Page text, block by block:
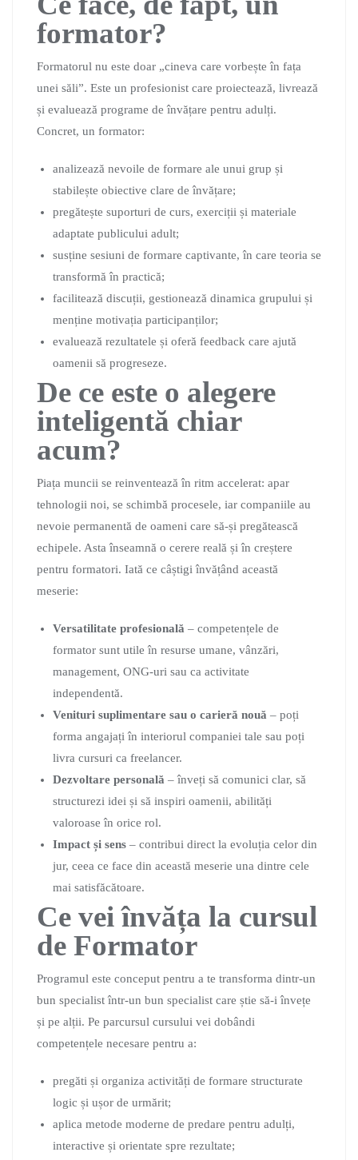
formator?
Formatorul nu este doar „cineva care vorbește în fața
unei săli”. Este un profesionist care proiectează, livrează
și evaluează programe de învățare pentru adulți.
Concret, un formator:
analizează nevoile de formare ale unui grup și
stabilește obiective clare de învățare;
pregătește suporturi de curs, exerciții și materiale
adaptate publicului adult;
susține sesiuni de formare captivante, în care teoria se
transformă în practică;
facilitează discuții, gestionează dinamica grupului și
menține motivația participanților;
evaluează rezultatele și oferă feedback care ajută
oamenii să progreseze.
De ce este o alegere
inteligentă chiar
acum?
Piața muncii se reinventează în ritm accelerat: apar
tehnologii noi, se schimbă procesele, iar companiile au
nevoie permanentă de oameni care să-și pregătească
echipele. Asta înseamnă o cerere reală și în creștere
pentru formatori. Iată ce câștigi învățând această
meserie:
Versatilitate profesională – competențele de
formator sunt utile în resurse umane, vânzări,
management, ONG-uri sau ca activitate
independentă.
Venituri suplimentare sau o carieră nouă – poți
forma angajați în interiorul companiei tale sau poți
livra cursuri ca freelancer.
Dezvoltare personală – înveți să comunici clar, să
structurezi idei și să inspiri oamenii, abilități
valoroase în orice rol.
Impact și sens – contribui direct la evoluția celor din
jur, ceea ce face din această meserie una dintre cele
mai satisfăcătoare.
Ce vei învăța la cursul
de Formator
Programul este conceput pentru a te transforma dintr-un
bun specialist într-un bun specialist care știe să-i învețe
și pe alții. Pe parcursul cursului vei dobândi
competențele necesare pentru a:
pregăti și organiza activități de formare structurate
logic și ușor de urmărit;
aplica metode moderne de predare pentru adulți,
interactive și orientate spre rezultate;